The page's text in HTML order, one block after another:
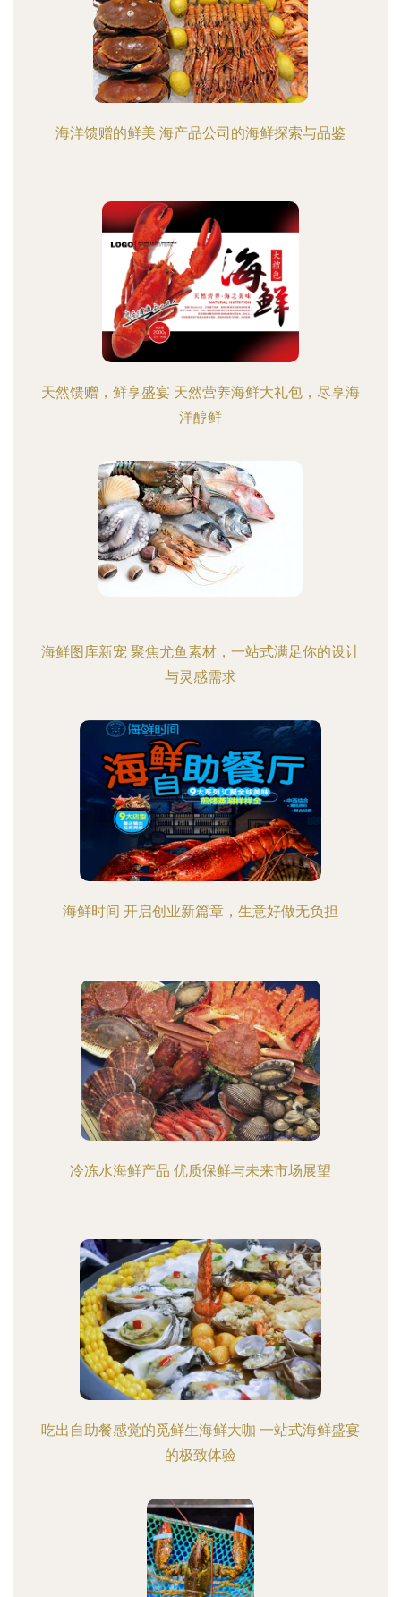
海洋馈赠的鲜美 海产品公司的海鲜探索与品鉴
天然馈赠，鲜享盛宴 天然营养海鲜大礼包，尽享海
洋醇鲜
海鲜图库新宠 聚焦尤鱼素材，一站式满足你的设计
与灵感需求
海鲜时间 开启创业新篇章，生意好做无负担
冷冻水海鲜产品 优质保鲜与未来市场展望
吃出自助餐感觉的觅鲜生海鲜大咖 一站式海鲜盛宴
的极致体验